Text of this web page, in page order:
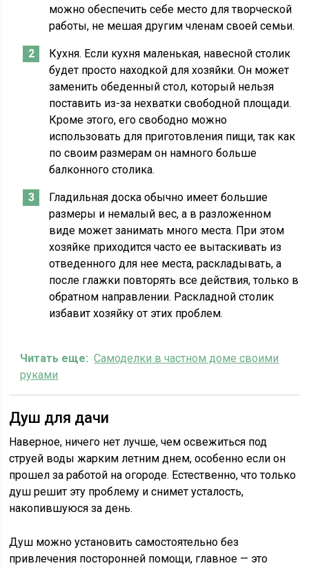
можно обеспечить себе место для творческой
работы, не мешая другим членам своей семьи.
Кухня. Если кухня маленькая, навесной столик
будет просто находкой для хозяйки. Он может
заменить обеденный стол, который нельзя
поставить из-за нехватки свободной площади.
Кроме этого, его свободно можно
использовать для приготовления пищи, так как
по своим размерам он намного больше
балконного столика.
Гладильная доска обычно имеет большие
размеры и немалый вес, а в разложенном
виде может занимать много места. При этом
хозяйке приходится часто ее вытаскивать из
отведенного для нее места, раскладывать, а
после глажки повторять все действия, только в
обратном направлении. Раскладной столик
избавит хозяйку от этих проблем.
Читать еще: Самоделки в частном доме своими
руками
Душ для дачи
Наверное, ничего нет лучше, чем освежиться под
струей воды жарким летним днем, особенно если он
прошел за работой на огороде. Естественно, что только
душ решит эту проблему и снимет усталость,
накопившуюся за день.
Душ можно установить самостоятельно без
привлечения посторонней помощи, главное — это